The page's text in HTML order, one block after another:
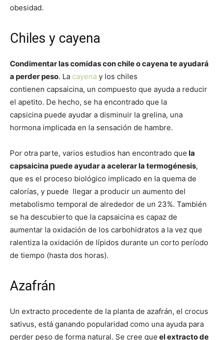
obesidad.
Chiles y cayena
Condimentar las comidas con chile o cayena te ayudará
a perder peso. La cayena y los chiles
contienen capsaicina, un compuesto que ayuda a reducir
el apetito. De hecho, se ha encontrado que la
capsicina puede ayudar a disminuir la grelina, una
hormona implicada en la sensación de hambre.
Por otra parte, varios estudios han encontrado que la
capsaicina puede ayudar a acelerar la termogénesis,
que es el proceso biológico implicado en la quema de
calorías, y puede llegar a producir un aumento del
metabolismo temporal de alrededor de un 23%. También
se ha descubierto que la capsaicina es capaz de
aumentar la oxidación de los carbohidratos a la vez que
ralentiza la oxidación de lípidos durante un corto período
de tiempo (hasta dos horas).
Azafrán
Un extracto procedente de la planta de azafrán, el crocus
sativus, está ganando popularidad como una ayuda para
perder peso de forma natural. Se cree que el extracto de